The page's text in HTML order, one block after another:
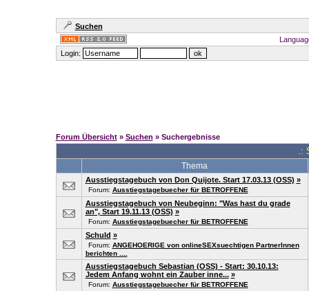
Suchen
Login:
Forum Übersicht» Suchen » Suchergebnisse
.:
Thema
Ausstiegstagebuch von Don Quijote. Start 17.03.13 (OSS) »
Forum: Ausstiegstagebuecher für BETROFFENE
Ausstiegstagebuch von Neubeginn: "Was hast du grade
an", Start 19.11.13 (OSS) »
Forum: Ausstiegstagebuecher für BETROFFENE
Schuld »
Forum: ANGEHOERIGE von onlineSEXsuechtigen PartnerInnen
berichten ....
Ausstiegstagebuch Sebastian (OSS) - Start: 30.10.13:
Jedem Anfang wohnt ein Zauber inne... »
Forum: Ausstiegstagebuecher für BETROFFENE